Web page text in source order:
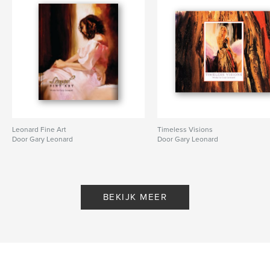
Leonard Fine Art
Door Gary Leonard
Timeless Visions
Door Gary Leonard
BEKIJK MEER